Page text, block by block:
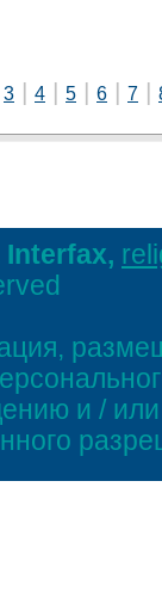
3 | 4 | 5 | 6 | 7 |
Interfax,
и /